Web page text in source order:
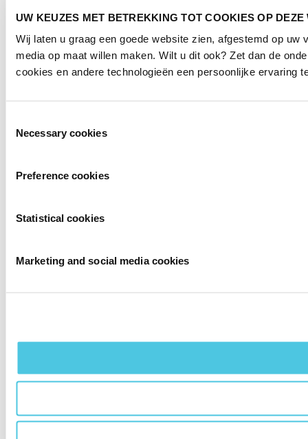
UW KEUZES MET BETREKKING TOT COOKIES OP DEZE
Wij laten u graag een goede website zien, afgestemd op
media op maat willen maken. Wilt u dit ook? Zet dan de
cookies en andere technologieën een persoonlijke ervaring
Necessary cookies
Preference cookies
Statistical cookies
Marketing and social media cookies